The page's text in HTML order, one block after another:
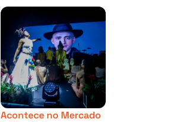
Acontece no Mercado